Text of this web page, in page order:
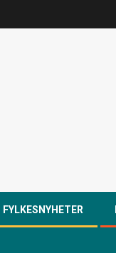
FYLKESNYHETER